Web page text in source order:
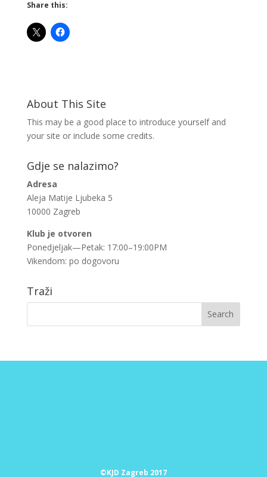
Share this:
About This Site
This may be a good place to introduce yourself and
your site or include some credits.
Gdje se nalazimo?
Adresa
Aleja Matije Ljubeka 5
10000 Zagreb
Klub je otvoren
Ponedjeljak—Petak: 17:00–19:00PM
Vikendom: po dogovoru
Traži
©️KJD Zagreb 2017